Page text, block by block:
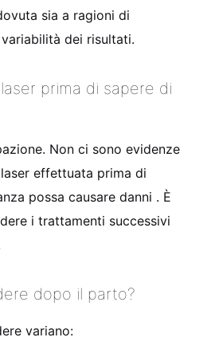
sia a ragioni di
dei risultati.
prima di sapere di
Non ci sono evidenze
effettuata prima di
possa causare danni . È
i trattamenti successivi
dopo il parto?
variano: